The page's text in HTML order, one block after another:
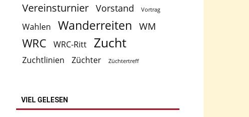
Vereinsturnier Vorstand Vortrag
Wahlen Wanderreiten WM
WRC WRC-Ritt Zucht
Zuchtlinien Züchter Züchtertreff
VIEL GELESEN